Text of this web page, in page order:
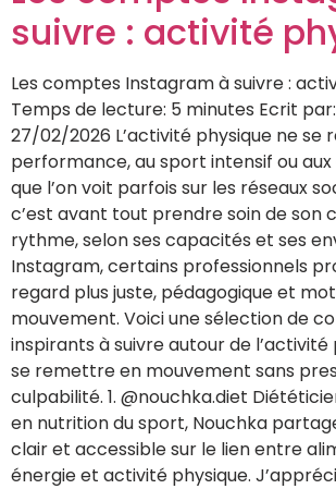
suivre : activité
Les comptes Instagram à suivre :
Temps de lecture: 5 minutes Ecrit
27/02/2026 L’activité physique ne se
performance, au sport intensif ou
que l’on voit parfois sur les réseaux
c’est avant tout prendre soin de son
rythme, selon ses capacités et ses
Instagram, certains professionnels
regard plus juste, pédagogique et
mouvement. Voici une sélection de
inspirants à suivre autour de l’activité
se remettre en mouvement sans
culpabilité. 1. @nouchka.diet
en nutrition du sport, Nouchka
clair et accessible sur le lien entre
énergie et activité physique.